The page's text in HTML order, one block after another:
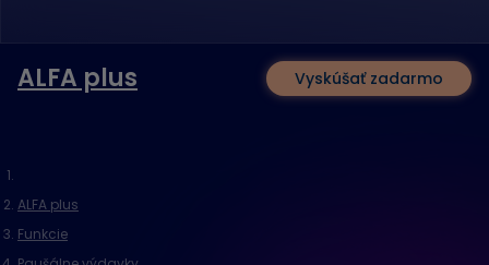
ALFA plus Vyskúšať zadarmo
ALFA plus
Funkcie